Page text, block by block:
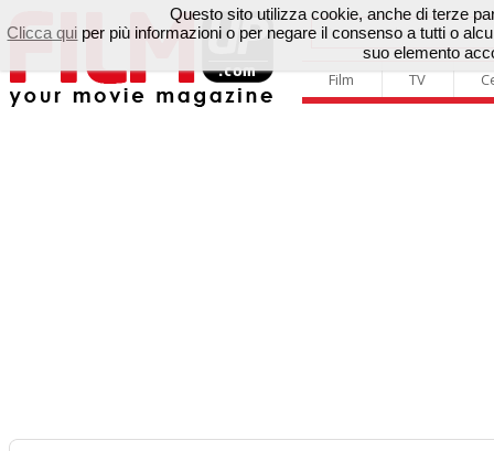
Film TV
Questo sito utilizza cookie, anche di terze
Clicca qui per più informazioni o per negare il consenso a tutti o
suo elemento